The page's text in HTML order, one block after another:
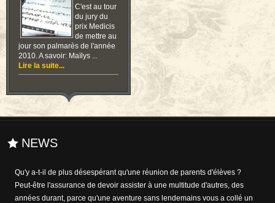
C'est au tour
du jury du
prix Medicis
de mettre au
jour son palmarès de l'année
2010. A savoir: Maïlys ...
Lire la suite...
NEWS
Qu'y a-t-il de plus désespérant qu'une réunion de parents d'élèves ?
Peut-être l'assurance de devoir assister à une multitude d'autres, des
années durant, parce qu'une aventure sans lendemains vous a collé un